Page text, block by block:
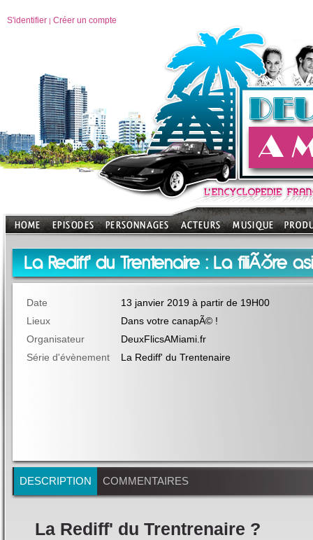
S'identifier | Créer un compte
La Rediff' du Trentenaire : La filiÃšre
Date
13 janvier 2019 à partir de 19H00
Lieux
Dans votre canapÃ© !
Organisateur
DeuxFlicsAMiami.fr
Série d'évènement
La Rediff' du Trentenaire
DESCRIPTION COMMENTAIRES
La Rediff' du Trentrenaire ?